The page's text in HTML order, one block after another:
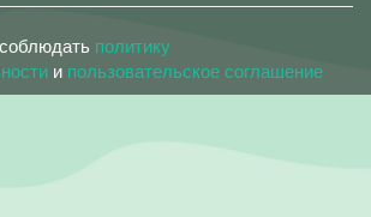
политику
и пользовательское соглашение